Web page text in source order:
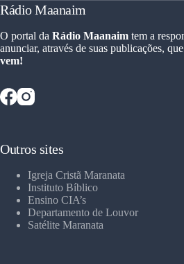
Rádio Maanaim
O portal da Rádio Maanaim tem a
anunciar, através de suas publicações,
vem!
Outros sites
Igreja Cristã Maranata
Instituto Bíblico
Ensino CIA’s
Departamento de Louvor
Satélite Maranata